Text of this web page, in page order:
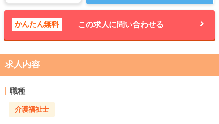
かんたん無料 この求人に問い合わせる
求人内容
職種
介護福祉士